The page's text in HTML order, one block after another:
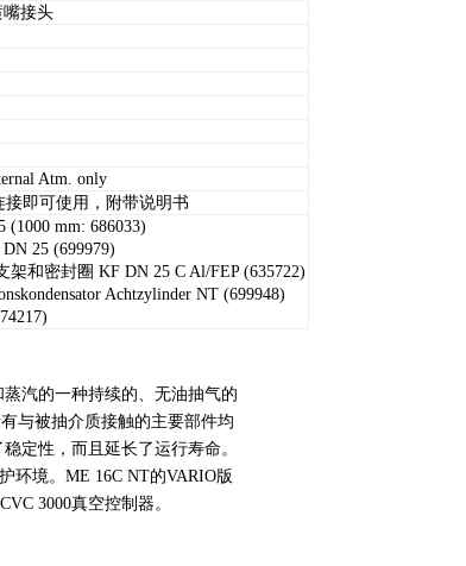
嘴接头
Atm. only
即可使用，附带说明书
(1000 mm: 686033)
25 (699979)
架和密封圈 KF DN 25 C Al/FEP (635722)
Achtzylinder NT (699948)
汽的一种持续的、无油抽气的
与被抽介质接触的主要部件均
定性，而且延长了运行寿命。
环境。ME 16C NT的VARIO版
3000真空控制器。